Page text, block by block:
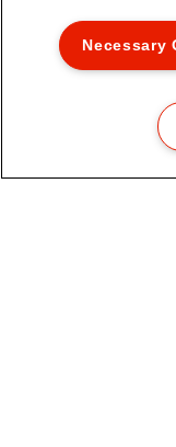
Cookie Richtlinie
Kundenservice
Necessary